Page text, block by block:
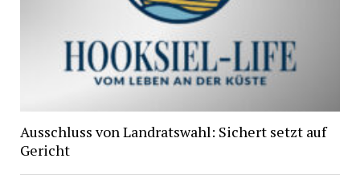
Ausschluss von Landratswahl: Sichert setzt auf
Gericht